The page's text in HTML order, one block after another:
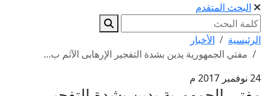
البحث المتقدم
الرئيسية
الأخبار
مفتي الجمهورية يدين بشدة التفجير الإرهابى الآثم ب...
24 نوفمبر 2017 م